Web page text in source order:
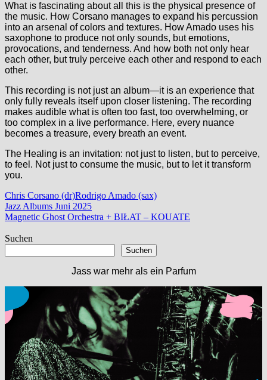
What is fascinating about all this is the physical presence of
the music. How Corsano manages to expand his percussion
into an arsenal of colors and textures. How Amado uses his
saxophone to produce not only sounds, but emotions,
provocations, and tenderness. And how both not only hear
each other, but truly perceive each other and respond to each
other.
This recording is not just an album—it is an experience that
only fully reveals itself upon closer listening. The recording
makes audible what is often too fast, too overwhelming, or
too complex in a live performance. Here, every nuance
becomes a treasure, every breath an event.
The Healing is an invitation: not just to listen, but to perceive,
to feel. Not just to consume the music, but to let it transform
you.
Chris Corsano (dr)Rodrigo Amado (sax)
Beitragsnavigation
Vorheriger
Beitrag:
Jazz Albums Juni 2025
Nächster
Magnetic Ghost Orchestra + BIŁAT – KOUATE
Suchen
Suchen
Jass war mehr als ein Parfum